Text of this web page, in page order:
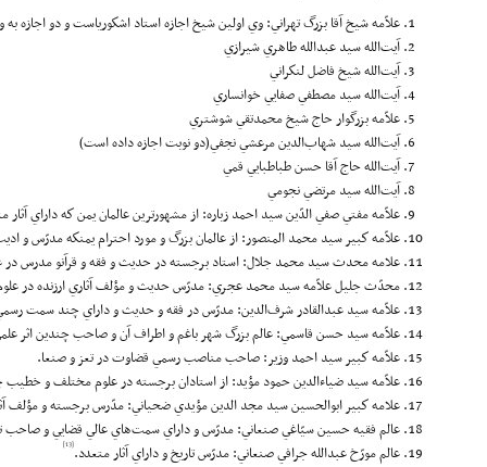
علاّمه شيخ آقا بزرگ تهراني: وي اولين شيخ اجازه استاد اشكورياست و دو اجازه
آيت‌الله سيد عبدالله طاهري شيرازي
آيت‌الله شيخ فاضل لنكراني
آيت‌الله سيد مصطفي صفايي خوانساري
علاّمه بزرگوار حاج شيخ محمدتقي شوشتري
آيت‌الله سيد شهاب‌الدين مرعشي نجفي(دو نوبت اجازه داده است)
آيت‌الله حاج آقا حسن طباطبايي قمي
آيت‌الله سيد مرتضي نجومي
علاّمه مفتي صفي الدّين سيد احمد زباره: از مشهورترين عالمان يمن كه داراي
علاّمه كبير سيد محمد المنصور: از عالمان بزرگ و مورد احترام يمنكه مدرّس و
علامه محدث سيد محمد جلال: استاد برجسته در حديث و فقه و قرآنو مدرس
محدّث جليل علاّمه سيد محمد عجري: مدرّس حديث و مؤلف آثاري ارزنده در
علاّمه سيد عبدالقادر شرف‌الدين: مدرّس در فقه و حديث و داراي چند سمت
علاّمه سيد حسن قاسمي: عالم بزرگ شهر باغم و اطراف آن و صاحب چندين اثر
علاّمه كبير سيد احمد وزير: صاحب مناصب رسمي قضاوت در تعز و صنعا.
علاّمه سيد ضياء‌الدين حمود مؤيد: از استادان برجسته در علوم مختلف و
علامه كبير ابوالحسين سيد مجد الدين مؤيدي ضحياني: مدّرس برجسته و مؤلف
عالم فقيه حسين سيّاغي صنعاني: مدرّس و داراي سمت‌هاي عالي قضايي و صاحب
عالم مورّخ عبدالله جرافي صنعاني: مدرّس تاريخ و داراي آثار متعدد.[13]